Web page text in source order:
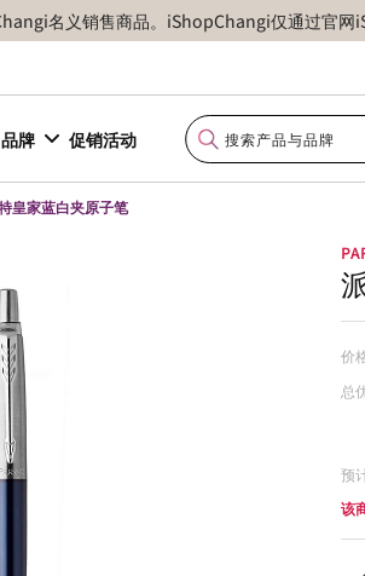
名义销售商品。iShopChangi仅通过官
品牌 促销活动
皇家蓝白夹原子笔
价
总
预
该